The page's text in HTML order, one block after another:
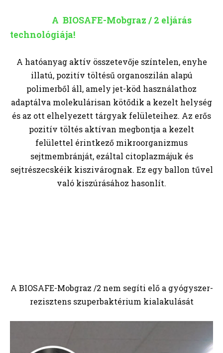
A BIOSAFE-Mobgraz / 2 eljárás
technológiája!
A hatóanyag aktív összetevője színtelen, enyhe
illatú, pozitív töltésű organoszilán alapú
polimerből áll, amely jet-köd használathoz
adaptálva molekulárisan kötődik a kezelt helység
és az ott elhelyezett tárgyak felületeihez. Az erős
pozitív töltés aktívan megbontja a kezelt
felülettel érintkező mikroorganizmus
sejtmembránját, ezáltal citoplazmájuk és
sejtrészecskéik kiszivárognak. Ez egy ballon tűvel
való kiszúrásához hasonlít.
A BIOSAFE-Mobgraz /2 nem segíti elő a gyógyszer-
rezisztens szuperbaktérium kialakulását